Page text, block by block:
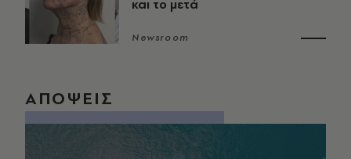
και το μετά
Newsroom
ΑΠΟΨΕΙΣ